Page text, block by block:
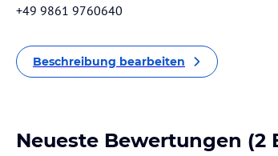
+49 9861 9760640
Beschreibung bearbeiten
Neueste Bewertungen (2